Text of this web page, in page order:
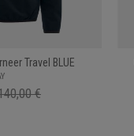
Travel BLUE
€